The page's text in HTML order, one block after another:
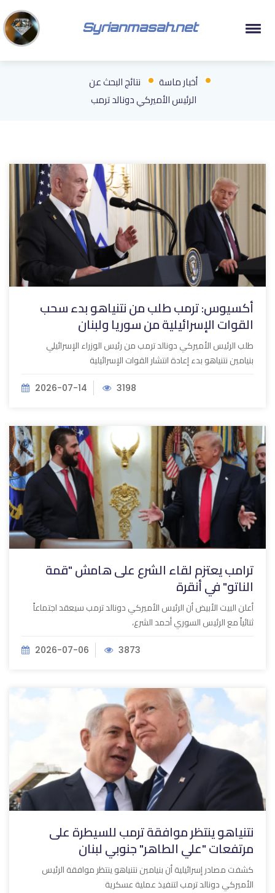
Syrianmasah.net
أخبار ماسة
نتائج البحث عن
الرئيس الأميركي دونالد ترمب
أكسيوس: ترمب طلب من نتنياهو بدء سحب
القوات الإسرائيلية من سوريا ولبنان
طلب الرئيس الأميركي دونالد ترمب من رئيس الوزراء الإسرائيلي
بنيامين نتنياهو بدء إعادة انتشار القوات الإسرائيلية
2026-07-14 3198
ترامب يعتزم لقاء الشرع على هامش "قمة
الناتو" في أنقرة
أعلن البيت الأبيض أن الرئيس الأميركي دونالد ترمب سيعقد اجتماعاً
ثنائياً مع الرئيس السوري أحمد الشرع،
2026-07-06 3873
نتنياهو ينتظر موافقة ترمب للسيطرة على
مرتفعات "علي الطاهر" جنوبي لبنان
كشفت مصادر إسرائيلية أن بنيامين نتنياهو ينتظر موافقة الرئيس
الأميركي دونالد ترمب لتنفيذ عملية عسكرية